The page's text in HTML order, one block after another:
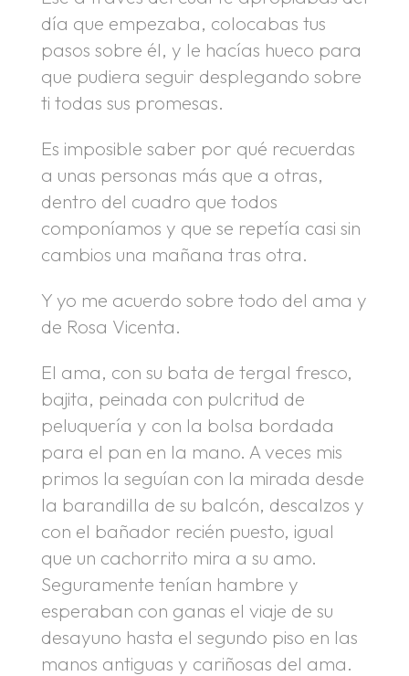
día que empezaba, colocabas tus
pasos sobre él, y le hacías hueco para
que pudiera seguir desplegando sobre
ti todas sus promesas.
Es imposible saber por qué recuerdas
a unas personas más que a otras,
dentro del cuadro que todos
componíamos y que se repetía casi sin
cambios una mañana tras otra.
Y yo me acuerdo sobre todo del ama y
de Rosa Vicenta.
El ama, con su bata de tergal fresco,
bajita, peinada con pulcritud de
peluquería y con la bolsa bordada
para el pan en la mano. A veces mis
primos la seguían con la mirada desde
la barandilla de su balcón, descalzos y
con el bañador recién puesto, igual
que un cachorrito mira a su amo.
Seguramente tenían hambre y
esperaban con ganas el viaje de su
desayuno hasta el segundo piso en las
manos antiguas y cariñosas del ama.